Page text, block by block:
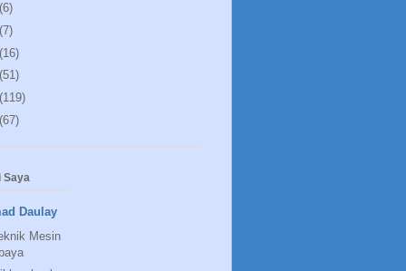
(6)
(7)
(16)
(51)
(119)
(67)
Saya
Daulay
Mesin